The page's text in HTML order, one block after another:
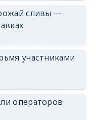
сливы —
участниками
операторов